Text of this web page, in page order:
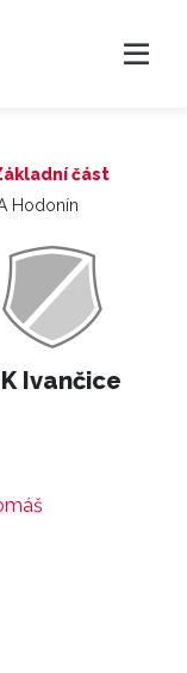
část
Hodonín
Ivančice